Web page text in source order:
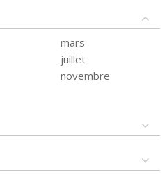
mars
juillet
novembre